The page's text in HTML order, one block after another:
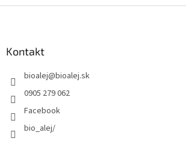
Kontakt
bioalej@bioalej.sk
0905 279 062
Facebook
bio_alej/